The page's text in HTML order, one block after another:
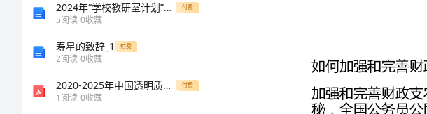
2024年“学校教研室计划”学校工作计划 付费
5阅读 0收藏
寿星的致辞_1 付费
2阅读 0收藏
2020-2025年中国透明质酸（玻尿酸）行业调研及全网营销战略研究报告 付费
1阅读 0收藏